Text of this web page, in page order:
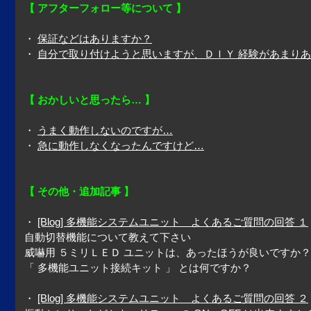
【 アフターフォロー等について 】
・ 保証などはありますか？
・
自分で取り付けようと思いますが、ＤＩＹ 経験があまり
【 おかしいと思ったら… 】
・
うまく動作しないのですが…
・ 急に動作しなくなったんですけど…
【 その他・追加記事 】
・ [Blog] 多機能システムユニット よくあるご質問の回答 １
自動切替機能について教えて下さい
威嚇用 ５ミリＬＥＤ ユニットは、あったほうが良いですか？
「 多機能ユニット接続キット 」 とは何ですか？
・ [Blog] 多機能システムユニット よくあるご質問の回答 ２